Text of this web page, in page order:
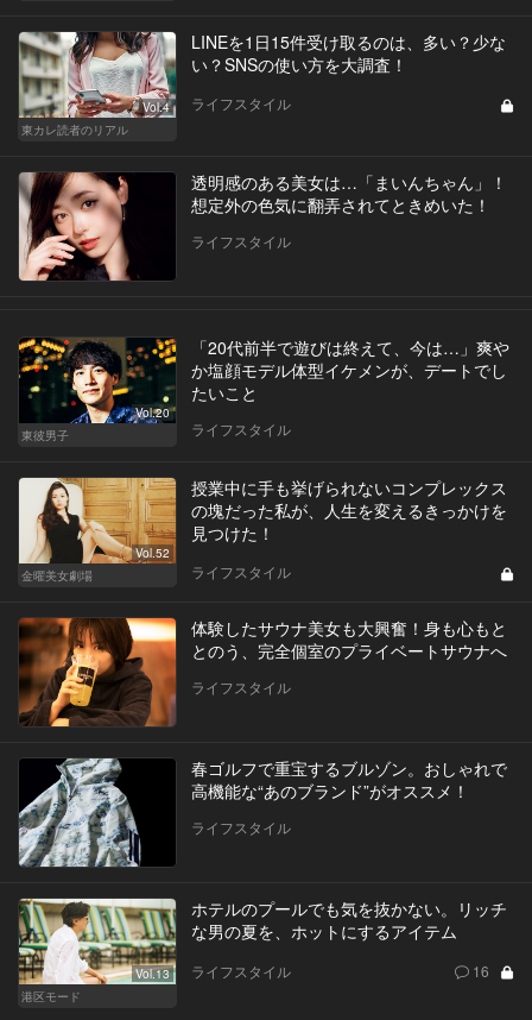
Vol.4
東カレ読者のリアル
LINEを1日15件受け取るのは、多い？少な
い？SNSの使い方を大調査！
ライフスタイル
透明感のある美女は…「まいんちゃん」！
想定外の色気に翻弄されてときめいた！
ライフスタイル
Vol.20
東彼男子
「20代前半で遊びは終えて、今は…」爽や
か塩顔モデル体型イケメンが、デートでし
たいこと
ライフスタイル
Vol.52
金曜美女劇場
授業中に手も挙げられないコンプレックス
の塊だった私が、人生を変えるきっかけを
見つけた！
ライフスタイル
体験したサウナ美女も大興奮！身も心もと
とのう、完全個室のプライベートサウナへ
ライフスタイル
春ゴルフで重宝するブルゾン。おしゃれで
高機能な“あのブランド”がオススメ！
ライフスタイル
Vol.13
港区モード
ホテルのプールでも気を抜かない。リッチ
な男の夏を、ホットにするアイテム
ライフスタイル 16